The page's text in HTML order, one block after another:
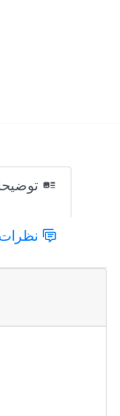
نظرات